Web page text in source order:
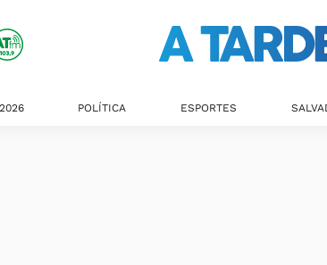
POLÍTICA ESPORTES